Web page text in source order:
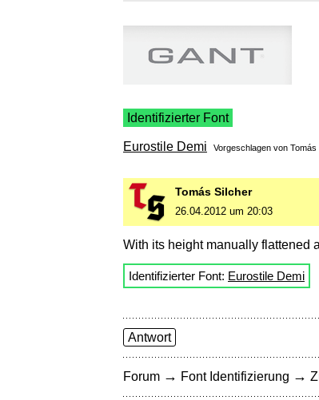
Identifizierter Font
Eurostile Demi Vorgeschlagen von Tomás
Tomás Silcher
26.04.2012 um 20:03
With its height manually flattened
Identifizierter Font: Eurostile Demi
Antwort
Forum → Font Identifizierung →